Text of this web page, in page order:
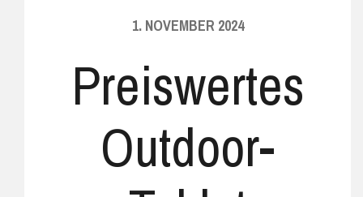
1. NOVEMBER 2024
Preiswertes
Outdoor-